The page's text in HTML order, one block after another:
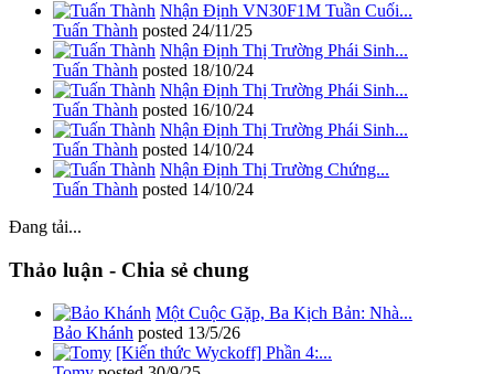
Nhận Định VN30F1M Tuần Cuối...
Tuấn Thành posted 24/11/25
Nhận Định Thị Trường Phái Sinh...
Tuấn Thành posted 18/10/24
Nhận Định Thị Trường Phái Sinh...
Tuấn Thành posted 16/10/24
Nhận Định Thị Trường Phái Sinh...
Tuấn Thành posted 14/10/24
Nhận Định Thị Trường Chứng...
Tuấn Thành posted 14/10/24
Đang tải...
Thảo luận - Chia sẻ chung
Một Cuộc Gặp, Ba Kịch Bản: Nhà...
Bảo Khánh posted 13/5/26
[Kiến thức Wyckoff] Phần 4:...